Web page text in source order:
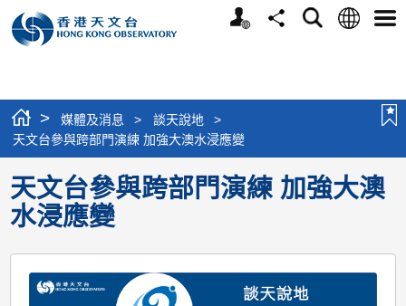
個
分
搜
語
選
> 媒體及消息 > 談天說地
>
天文台參與跨部門演練 加強大澳水浸應變
天文台參與跨部門演練 加強大澳
水浸應變